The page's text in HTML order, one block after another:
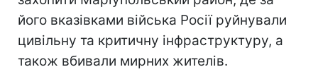
його вказівками війська Росії руйнували
цивільну та критичну інфраструктуру, а
також вбивали мирних жителів.